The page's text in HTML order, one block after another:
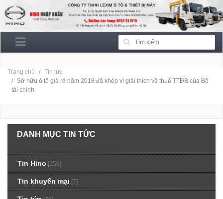
Trang chủ
Tin tức
Sở hữu ô tô giá rẻ năm 2018 đã khép vì giải thích về thuế TTĐB của Bộ
tài chính
DANH MỤC TIN TỨC
Tin Hino [256]
Tin khuyến mại [7]